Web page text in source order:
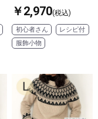
￥2,970(税込)
初心者さん
レシピ付
服飾小物